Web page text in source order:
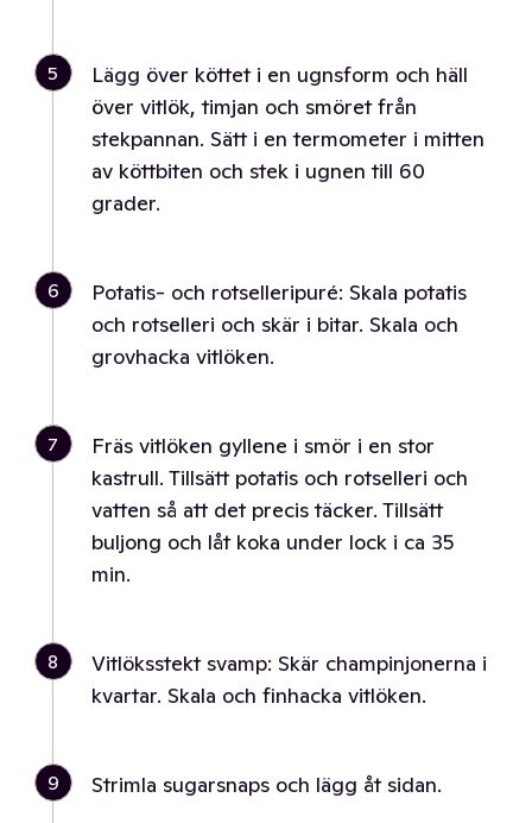
5
Lägg över köttet i en ugnsform och häll
över vitlök, timjan och smöret från
stekpannan. Sätt i en termometer i mitten
av köttbiten och stek i ugnen till 60
grader.
6
Potatis- och rotselleripuré: Skala potatis
och rotselleri och skär i bitar. Skala och
grovhacka vitlöken.
7
Fräs vitlöken gyllene i smör i en stor
kastrull. Tillsätt potatis och rotselleri och
vatten så att det precis täcker. Tillsätt
buljong och låt koka under lock i ca 35
min.
8
Vitlöksstekt svamp: Skär champinjonerna i
kvartar. Skala och finhacka vitlöken.
9 Strimla sugarsnaps och lägg åt sidan.